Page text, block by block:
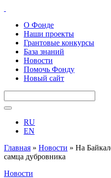
О Фонде
Наши проекты
Грантовые конкурсы
База знаний
Новости
Помочь Фонду
Новый сайт
RU
EN
Главная » Новости » На
самца дубровника
Новости